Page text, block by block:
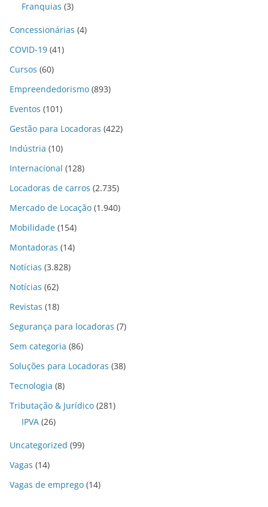
Franquias (3)
Concessionárias (4)
COVID-19 (41)
Cursos (60)
Empreendedorismo (893)
Eventos (101)
Gestão para Locadoras (422)
Indústria (10)
Internacional (128)
Locadoras de carros (2.735)
Mercado de Locação (1.940)
Mobilidade (154)
Montadoras (14)
Notícias (3.828)
Notícias (62)
Revistas (18)
Segurança para locadoras (7)
Sem categoria (86)
Soluções para Locadoras (38)
Tecnologia (8)
Tributação & Jurídico (281)
IPVA (26)
Uncategorized (99)
Vagas (14)
Vagas de emprego (14)